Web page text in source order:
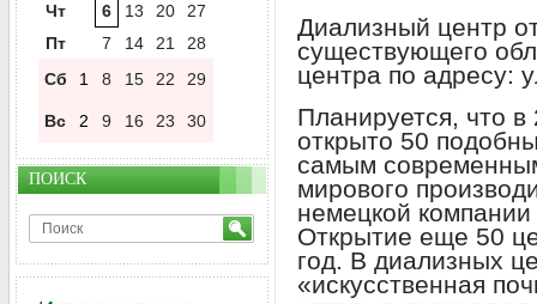
Диализный центр
существующего
центра по адресу:
Планируется, что в
открыто 50
самым
мирового
немецкой
Открытие еще 50
год. В диализных
«искусственная
Чт
6 13 20
27
Пт
7 14 21
28
Сб
1 8 15 22 29
Вс 2 9 16 23 30
ПОИСК